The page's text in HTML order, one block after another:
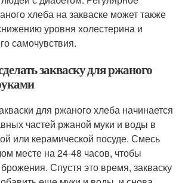
хлеба на закваске может также
уровня холестерина и
самочувствия.
закваску для ржаного
для ржаного хлеба начинается
частей ржаной муки и воды в
или керамической посуде. Смесь
месте на 24-48 часов, чтобы
Спустя это время, закваску